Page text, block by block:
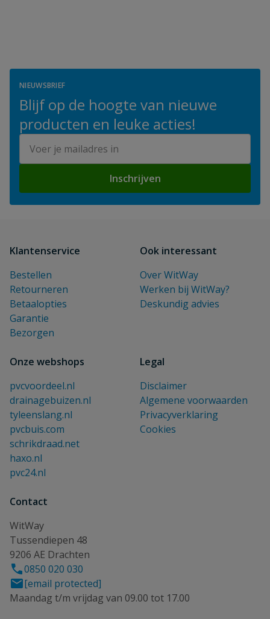
NIEUWSBRIEF
Blijf op de hoogte van nieuwe
producten en leuke acties!
Inschrijven
Klantenservice
Bestellen
Retourneren
Betaalopties
Garantie
Bezorgen
Ook interessant
Over WitWay
Werken bij WitWay?
Deskundig advies
Onze webshops
pvcvoordeel.nl
drainagebuizen.nl
tyleenslang.nl
pvcbuis.com
schrikdraad.net
haxo.nl
pvc24.nl
Legal
Disclaimer
Algemene voorwaarden
Privacyverklaring
Cookies
Contact
WitWay
Tussendiepen 48
9206 AE Drachten
0850 020 030
[email protected]
Maandag t/m vrijdag van 09.00 tot 17.00